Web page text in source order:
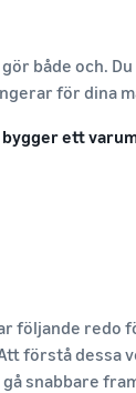
både och.
för dina
ett
följande redo
förstå dessa
snabbare